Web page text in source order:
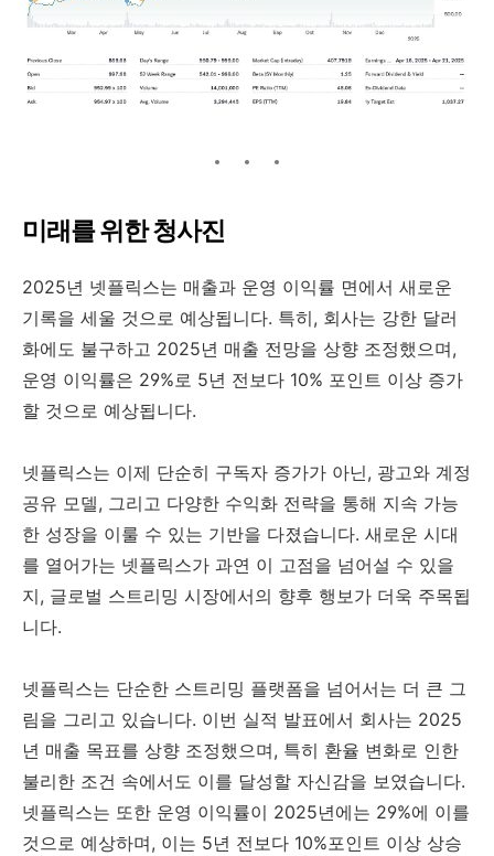
미래를 위한 청사진
2025년 넷플릭스는 매출과 운영 이익률 면에서 새로운
기록을 세울 것으로 예상됩니다. 특히, 회사는 강한 달러
화에도 불구하고 2025년 매출 전망을 상향 조정했으며,
운영 이익률은 29%로 5년 전보다 10% 포인트 이상 증가
할 것으로 예상됩니다.
넷플릭스는 이제 단순히 구독자 증가가 아닌, 광고와 계정
공유 모델, 그리고 다양한 수익화 전략을 통해 지속 가능
한 성장을 이룰 수 있는 기반을 다졌습니다. 새로운 시대
를 열어가는 넷플릭스가 과연 이 고점을 넘어설 수 있을
지, 글로벌 스트리밍 시장에서의 향후 행보가 더욱 주목됩
니다.
넷플릭스는 단순한 스트리밍 플랫폼을 넘어서는 더 큰 그
림을 그리고 있습니다. 이번 실적 발표에서 회사는 2025
년 매출 목표를 상향 조정했으며, 특히 환율 변화로 인한
불리한 조건 속에서도 이를 달성할 자신감을 보였습니다.
넷플릭스는 또한 운영 이익률이 2025년에는 29%에 이를
것으로 예상하며, 이는 5년 전보다 10%포인트 이상 상승